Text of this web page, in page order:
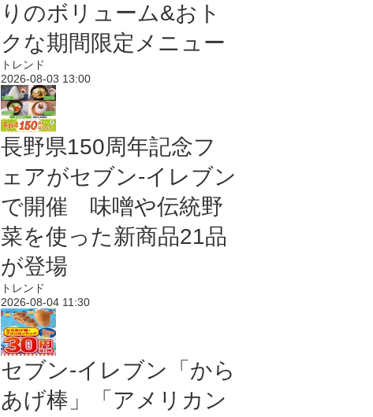
りのボリューム&おト
クな期間限定メニュー
トレンド
2026-08-03 13:00
長野県150周年記念フ
ェアがセブン-イレブン
で開催 味噌や伝統野
菜を使った新商品21品
が登場
トレンド
2026-08-04 11:30
セブン‐イレブン「から
あげ棒」「アメリカン